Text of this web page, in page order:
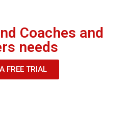
Coaches and
needs
FREE TRIAL